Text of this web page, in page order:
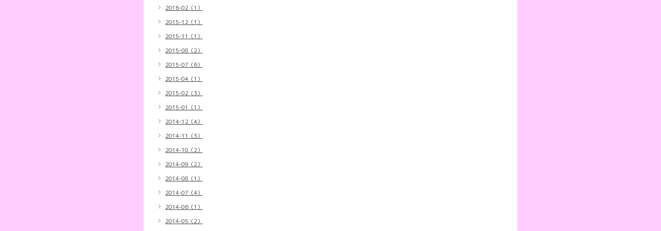
2016-02（1）
2015-12（1）
2015-11（1）
2015-08（2）
2015-07（6）
2015-04（1）
2015-02（3）
2015-01（1）
2014-12（4）
2014-11（3）
2014-10（2）
2014-09（2）
2014-08（1）
2014-07（4）
2014-06（1）
2014-05（2）